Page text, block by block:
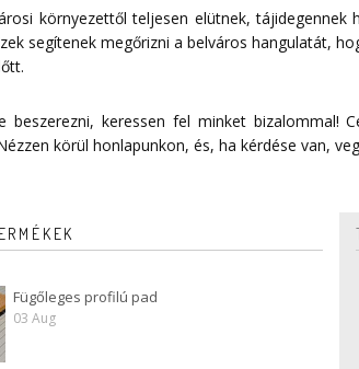
környezettől teljesen elütnek, tájidegennek
segítenek megőrizni a belváros hangulatát,
beszerezni, keressen fel minket bizalommal!
körül honlapunkon, és, ha kérdése van,
Fügőleges profilú pad
03 Aug